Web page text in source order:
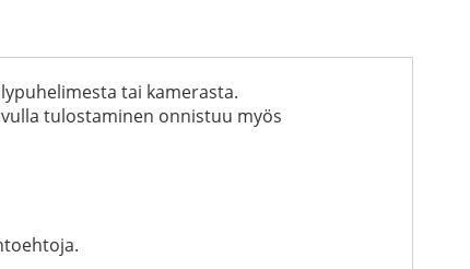
tai kamerasta.
tulostaminen onnistuu myös